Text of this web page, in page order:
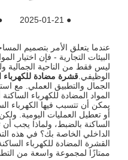
●
2025-01-21
عندما يتعلق الأمر بتصميم
البيئات التجارية - فإن اختيار
ليس فقط من الناحية الجمالية
الوظيفي.قشرة مضادة للكهرباء
الجمال والتطبيق العملي. مع
المواد المضادة للكهرباء
يمكن أن تتسبب فيها الكهرباء
أو تعطيل العمليات اليومية.
الساكنة بالضبط، ولماذا يجب
الداخلي الخاصة بك؟ في هذه
القشرة المضادة للكهرباء
ممتازًا لمجموعة واسعة من